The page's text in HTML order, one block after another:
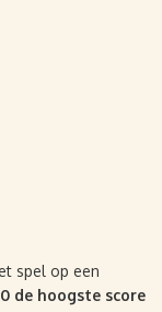
spel op een
de hoogste score